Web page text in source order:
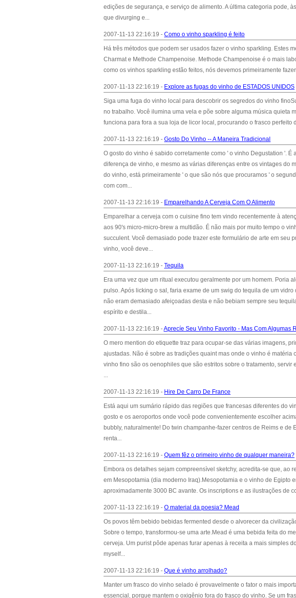
edições de segurança, e serviço de alimento. A última categoria pode,
que divurging e...
2007-11-13 22:16:19 - Como o vinho sparkling é feito
Há três métodos que podem ser usados fazer o vinho sparkling. Estes
Charmat e Methode Champenoise. Methode Champenoise é o mais
como os vinhos sparkling estão feitos, nós devemos primeiramente
2007-11-13 22:16:19 - Explore as fugas do vinho de ESTADOS UNIDOS
Siga uma fuga do vinho local para descobrir os segredos do vinho
no trabalho. Você ilumina uma vela e põe sobre alguma música quieta
funciona para fora a sua loja de licor local, procurando o frasco
2007-11-13 22:16:19 - Gosto Do Vinho -- A Maneira Tradicional
O gosto do vinho é sabido corretamente como ' o vinho Degustation '.
diferença de vinho, e mesmo as várias diferenças entre os vintages do
do vinho, está primeiramente ' o que são nós que procuramos ' o
com com...
2007-11-13 22:16:19 - Emparelhando A Cerveja Com O Alimento
Emparelhar a cerveja com o cuisine fino tem vindo recentemente à
aos 90's micro-micro-brew a multidão. É não mais por muito tempo o
succulent. Você demasiado pode trazer este formulário de arte em seu
vinho, você deve...
2007-11-13 22:16:19 - Tequila
Era uma vez que um ritual executou geralmente por um homem. Poria
pulso. Após licking o sal, faria exame de um swig do tequila de um
não eram demasiado afeiçoadas desta e não bebiam sempre seu
espírito e destila...
2007-11-13 22:16:19 -Aprecíe Seu Vinho Favorito - Mas Com Algumas
O mero mention do etiquette traz para ocupar-se das várias imagens,
ajustadas. Não é sobre as tradições quaint mas onde o vinho é
vinho fino são os oenophiles que são estritos sobre o tratamento,
...
2007-11-13 22:16:19 - Hire De Carro De France
Está aqui um sumário rápido das regiões que francesas diferentes do
gosto e os aeroportos onde você pode convenientemente escolher
bubbly, naturalmente! Do twin champanhe-fazer centros de Reims e
renta...
2007-11-13 22:16:19 - Quem fêz o primeiro vinho de qualquer maneira?
Embora os detalhes sejam compreensìvel sketchy, acredita-se que, ao
em Mesopotamia (dia moderno Iraq).Mesopotamia e o vinho de Egipto
aproximadamente 3000 BC avante. Os inscriptions e as ilustrações de
2007-11-13 22:16:19 - O material da poesia? Mead
Os povos têm bebido bebidas fermented desde o alvorecer da
Sobre o tempo, transformou-se uma arte.Mead é uma bebida feita do
cerveja. Um purist pôde apenas furar apenas à receita a mais simples
myself...
2007-11-13 22:16:19 - Que é vinho arrolhado?
Manter um frasco do vinho selado é provavelmente o fator o mais
essencial, porque mantem o oxigênio fora do frasco do vinho. Se um